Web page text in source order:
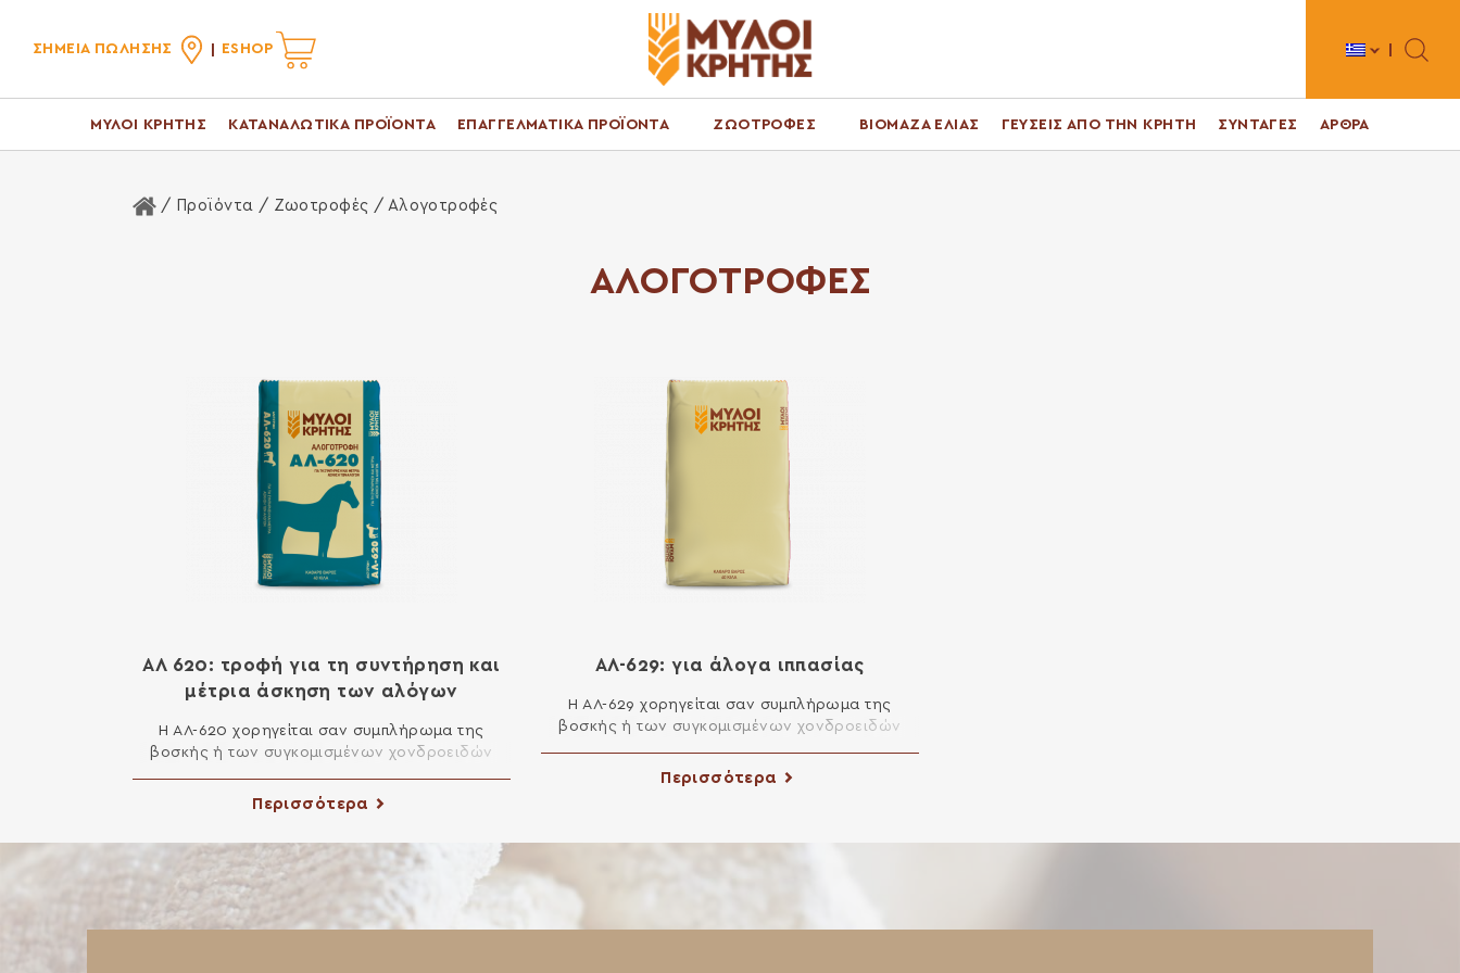
ΣΗΜΕΙΑ ΠΩΛΗΣΗΣ ESHOP Toggle
ΜΥΛΟΙ ΚΡΗΤΗΣ ΚΑΤΑΝΑΛΩΤΙΚΑ ΠΡΟΪΟΝΤΑ ΕΠΑΓΓΕΛΜΑΤΙΚΑ ΠΡΟΪΟΝΤΑ ΖΩΟΤΡΟΦΕΣ ΒΙΟΜΑΖΑ ΕΛΙΑΣ ΓΕΥΣΕΙΣ ΑΠΟ ΤΗΝ ΚΡΗΤΗ ΣΥΝΤΑΓΕΣ ΑΡΘΡΑ
Αρχική Σελίδα
/ Προϊόντα / Ζωοτροφές / Αλογοτροφές
ΑΛΟΓΟΤΡΟΦΕΣ
ΑΛ 620: τροφή για τη συντήρηση και
μέτρια άσκηση των αλόγων
Η ΑΛ-620 χορηγείται σαν συμπλήρωμα της
βοσκής ή των συγκομισμένων χονδροειδών
που έχει το άλογο. Χορηγείται σε τουλάχιστον 2
Άλογα Ιππασίας ή για Άλογα με έντονη Εργασία
βάρους 300 έως 400 κιλά: χορηγούμε 350 γρ.
έως 500 γρ. τροφής ΑΛ-620 ανά 100 κιλά […]
Περισσότερα
ΑΛ-629: για άλογα ιππασίας
Η ΑΛ-629 χορηγείται σαν συμπλήρωμα της
βοσκής ή των συγκομισμένων χονδροειδών
που έχει το άλογο. Διατροφή – Ποσότητα: Για
Περισσότερα